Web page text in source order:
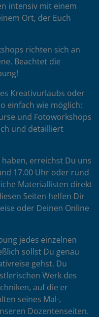
intensiv mit einem
Ort, der Euch
richten sich an
Beachtet die
Kreativurlaubs oder
einfach wie möglich:
und Fotoworkshops
und detailliert
erreichst Du uns
17.00 Uhr oder rund
Materiallisten direkt
Seiten helfen Dir
oder Deinen Online
jedes einzelnen
sollst Du genau
gehst. Du
Werk des
auf die er
seines Mal-,
Dozentenseiten.